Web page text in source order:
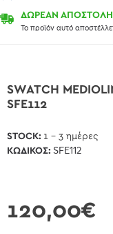
ΔΩΡΕΑΝ ΑΠΟΣΤΟΛΗ
Το προϊόν αυτό
SWATCH
SFE112
120,00€
STOCK: 1 - 3 ημέρες
ΚΩΔΙΚΌΣ: SFE112